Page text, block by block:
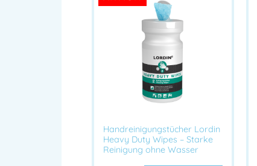
Handreinigungstücher Lordin
Heavy Duty Wipes – Starke
Reinigung ohne Wasser